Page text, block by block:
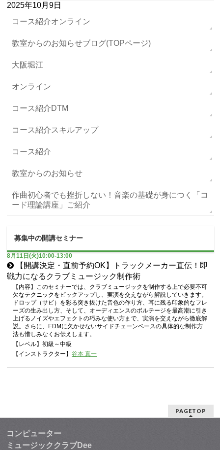
2025年10月9日
コース紹介オンライン
教室からのお知らせブログ(TOPページ)
大阪堀江
オンライン
コース紹介DTM
コース紹介スキルアップ
コース紹介
教室からのお知らせ
作曲初心者でも挫折しない！音楽の基礎が身につく「コ
ード理論講座」ご紹介
募集中の開講セミナー
8月11日(火)10:00-13:00
【開講決定・直前予約OK】トラックメーカー直伝！即
戦力になるクラブミュージック制作術
【内容】このセミナーでは、クラブミュージックを制作する上で必要不可
欠なテクニックをピックアップし、実演を交えながら解説していきます。
ドロップ（サビ）を彩る突き抜けた音色の作り方、耳に残る印象的なフレ
ーズの生み出し方、そして、オーディエンスのボルテージを最高潮に引き
上げるノイズやエフェクトの巧みな使い方まで、実演を交えながら徹底解
説。さらに、EDMに欠かせないサイドチェーンベースの具体的な制作方
法も惜しみなくお伝えします。
【レベル】初級～中級
【インストラクター】谷本 真一
PAGETOP
コンピューター
ミュージッククラブDee